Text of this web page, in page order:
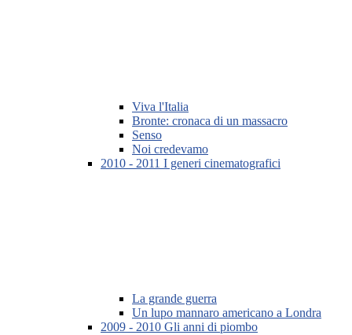
Viva l'Italia
Bronte: cronaca di un massacro
Senso
Noi credevamo
2010 - 2011 I generi cinematografici
La grande guerra
Un lupo mannaro americano a Londra
2009 - 2010 Gli anni di piombo